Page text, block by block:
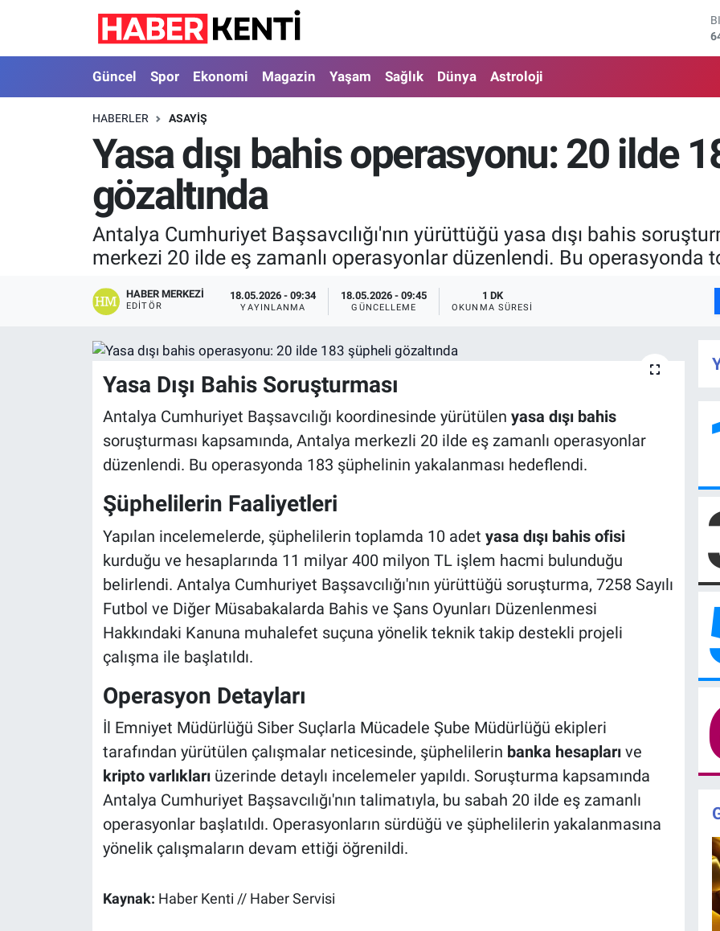
Güncel Spor Ekonomi Magazin Yaşam Sağlık Dünya Astroloji
HABERLER ASAYIŞ
Yasa dışı bahis operasyonu: 20 ilde
gözaltında
Antalya Cumhuriyet Başsavcılığı'nın yürüttüğü yasa dışı bahis
merkezi 20 ilde eş zamanlı operasyonlar düzenlendi. Bu operasyonda
HABER MERKEZI
EDITÖR
18.05.2026 - 09:34
YAYINLANMA
18.05.2026 - 09:45
GÜNCELLEME
1 DK
OKUNMA SÜRESI
Yasa Dışı Bahis Soruşturması
Antalya Cumhuriyet Başsavcılığı koordinesinde yürütülen yasa dışı bahis
soruşturması kapsamında, Antalya merkezli 20 ilde eş zamanlı operasyonlar
düzenlendi. Bu operasyonda 183 şüphelinin yakalanması hedeflendi.
Şüphelilerin Faaliyetleri
Yapılan incelemelerde, şüphelilerin toplamda 10 adet yasa dışı bahis ofisi
kurduğu ve hesaplarında 11 milyar 400 milyon TL işlem hacmi bulunduğu
belirlendi. Antalya Cumhuriyet Başsavcılığı'nın yürüttüğü soruşturma, 7258 Sayılı
Futbol ve Diğer Müsabakalarda Bahis ve Şans Oyunları Düzenlenmesi
Hakkındaki Kanuna muhalefet suçuna yönelik teknik takip destekli projeli
çalışma ile başlatıldı.
Operasyon Detayları
İl Emniyet Müdürlüğü Siber Suçlarla Mücadele Şube Müdürlüğü ekipleri
tarafından yürütülen çalışmalar neticesinde, şüphelilerin banka hesaplarıve
kripto varlıklarıüzerinde detaylı incelemeler yapıldı. Soruşturma kapsamında
Antalya Cumhuriyet Başsavcılığı'nın talimatıyla, bu sabah 20 ilde eş zamanlı
operasyonlar başlatıldı. Operasyonların sürdüğü ve şüphelilerin yakalanmasına
yönelik çalışmaların devam ettiği öğrenildi.
Kaynak: Haber Kenti // Haber Servisi
Güncel
Spor
Ekonomi
Magazin
Astroloji
Nöbetçi Eczaneler
Hava Durumu
İstanbul Namaz Vakitleri
Trafik Durumu
Süper Lig Puan Durumu ve Fikstür
Tüm Manşetler
Son Dakika Haberleri
Haber Arşivi